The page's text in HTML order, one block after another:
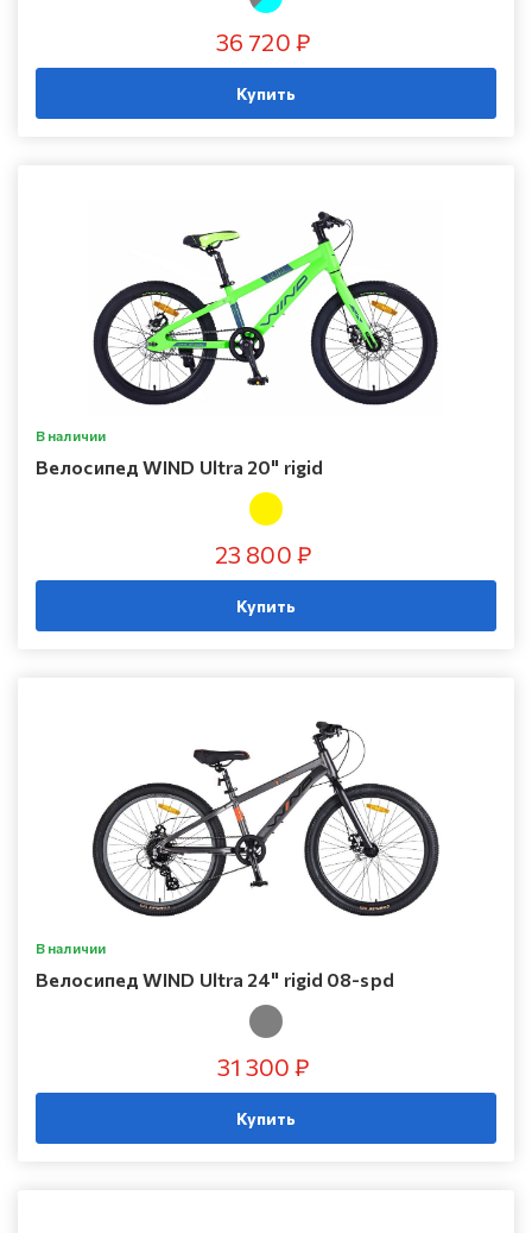
36 720 ₽
Купить
В наличии
Велосипед WIND Ultra 20" rigid
23 800 ₽
Купить
В наличии
Велосипед WIND Ultra 24" rigid 08-spd
31 300 ₽
Купить